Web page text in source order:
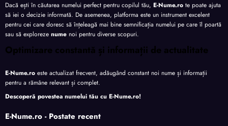
Dacă ești în căutarea numelui perfect pentru copilul tău, E-Nume.ro te poate ajuta
să iei o decizie informată. De asemenea, platforma este un instrument excelent
pentru cei care doresc să înțeleagă mai bine semnificația numelui pe care îl poartă
sau să exploreze nume noi pentru diverse scopuri.
Optimizare constantă și informații de actualitate
E-Nume.ro este actualizat frecvent, adăugând constant noi nume și informații
pentru a rămâne relevant și complet.
Descoperă povestea numelui tău cu E-Nume.ro!
E-Nume.ro - Postate recent